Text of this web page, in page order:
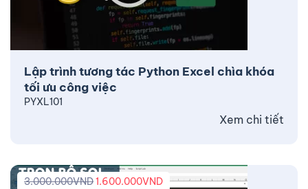
Lập trình tương tác Python Excel chìa khóa
tối ưu công việc
PYXL101
Xem chi tiết
3.000.000VND1.600.000VND